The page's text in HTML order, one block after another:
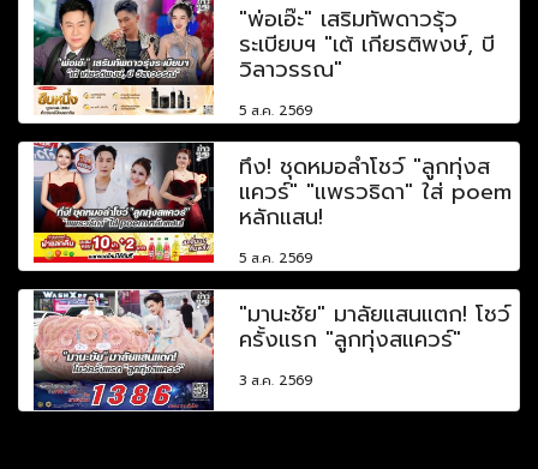
"พ่อเอ๊ะ" เสริมทัพดาวรุ้ว
ระเบียบฯ "เต้ เกียรติพงษ์, บี
วิลาวรรณ"
5 ส.ค. 2569
ทึ่ง! ชุดหมอลำโชว์ "ลูกทุ่งส
แควร์" "แพรวธิดา" ใส่ poem
หลักแสน!
5 ส.ค. 2569
"มานะชัย" มาลัยแสนแตก! โชว์
ครั้งแรก "ลูกทุ่งสแควร์"
3 ส.ค. 2569